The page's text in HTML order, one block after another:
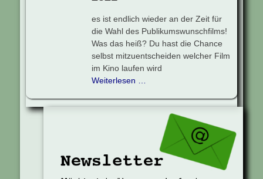
es ist endlich wieder an der Zeit für
die Wahl des Publikumswunschfilms!
Was das heiß? Du hast die Chance
selbst mitzuentscheiden welcher Film
im Kino laufen wird
Weiterlesen …